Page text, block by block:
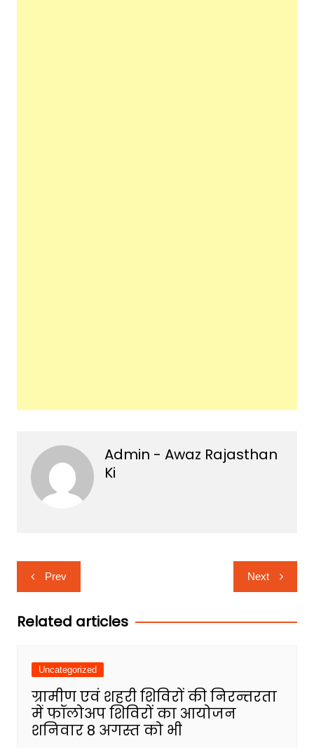
Admin - Awaz Rajasthan
Ki
Post
navigation
Prev Next
Related articles
Uncategorized
ग्रामीण एवं शहरी शिविरों की निरन्तरता
में फॉलोअप शिविरों का आयोजन
शनिवार 8 अगस्त को भी